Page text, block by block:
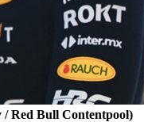
Red Bull Contentpool)